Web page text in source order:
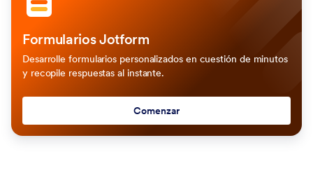
Formularios Jotform
Desarrolle formularios personalizados en cuestión de minutos
y recopile respuestas al instante.
Comenzar